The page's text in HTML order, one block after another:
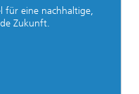
für eine nachhaltige,
Zukunft.